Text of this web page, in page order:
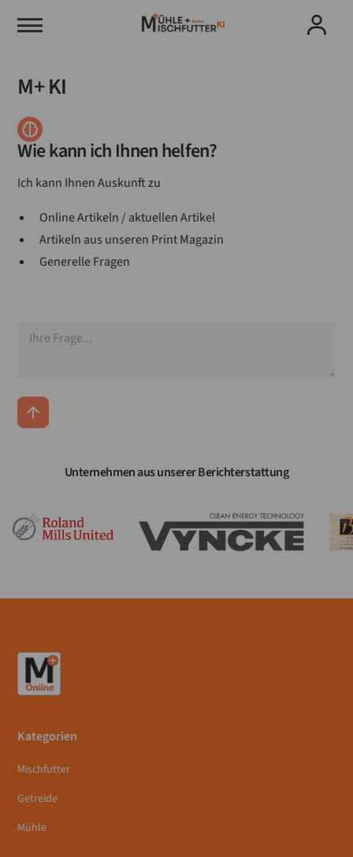
KI
M+ KI
Wie kann ich Ihnen helfen?
Ich kann Ihnen Auskunft zu
Online Artikeln / aktuellen Artikel
Artikeln aus unseren Print Magazin
Generelle Fragen
Unternehmen aus unserer Berichterstattung
Kategorien
Mischfutter
Getreide
Mühle